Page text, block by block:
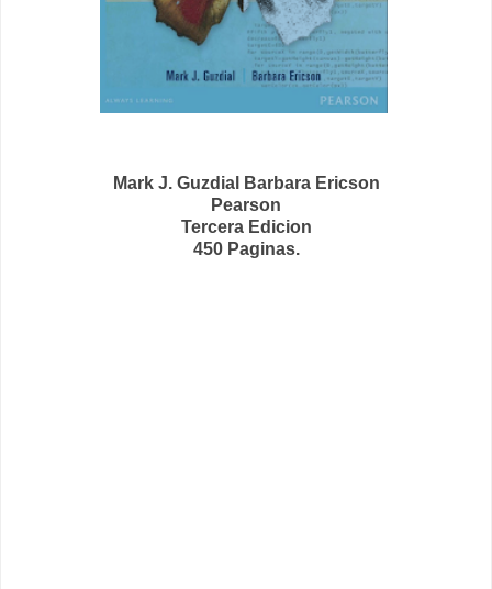
Mark J. Guzdial Barbara Ericson
Pearson
Tercera Edicion
450 Paginas.